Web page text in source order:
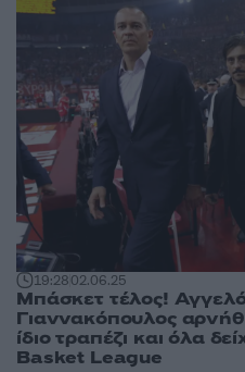
19:2802.06.25
Μπάσκετ τέλος!
Γιαννακόπουλος
ίδιο τραπέζι και όλα
Basket League